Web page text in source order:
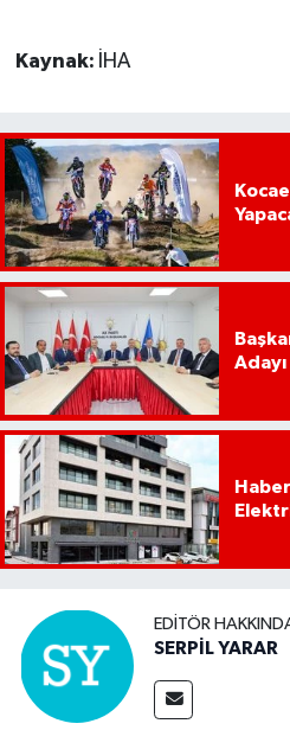
Kaynak: İHA
EDITÖR
SERPİL YARAR